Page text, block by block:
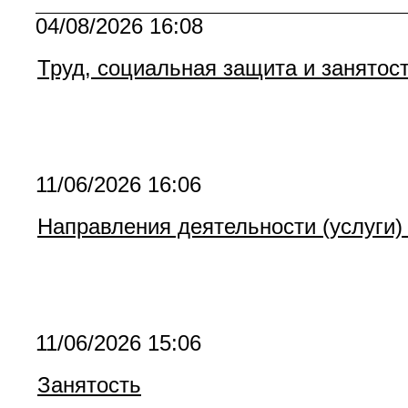
04/08/2026 16:08
Труд, социальная защита и
11/06/2026 16:06
Направления деятельности
11/06/2026 15:06
Занятость